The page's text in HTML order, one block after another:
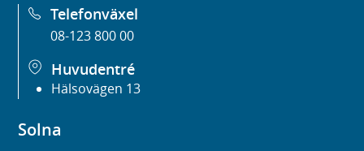
Telefonväxel
08-123 800 00
Huvudentré
Hälsovägen 13
Solna